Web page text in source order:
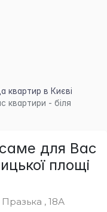
квартир в Києві
квартири - біля
для Вас
площі
, 18А
×